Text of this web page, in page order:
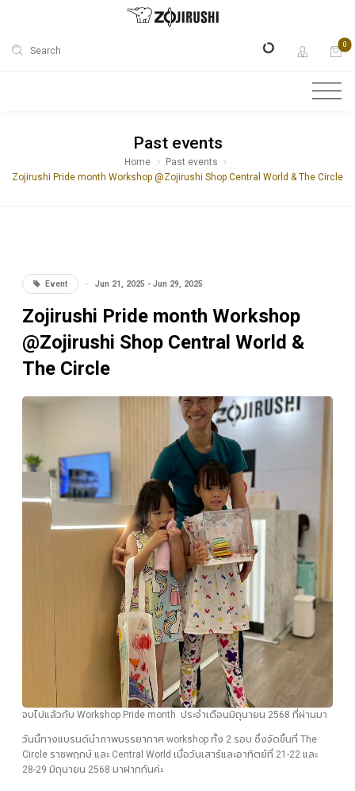
Search
0
Past events
Home
Past events
Zojirushi Pride month Workshop @Zojirushi Shop Central World & The Circle
Event · Jun 21, 2025 - Jun 29, 2025
Zojirushi Pride month Workshop
@Zojirushi Shop Central World &
The Circle
จบไปแล้วกับ Workshop Pride month ประจำเดือนมิถุนายน 2568 ที่ผ่านมา
วันนี้ทางแบรนด์นำภาพบรรยากาศ workshop ทั้ง 2 รอบ ซึ่งจัดขึ้นที่ The
Circle ราชพฤกษ์ และ Central World เมื่อวันเสาร์และอาทิตย์ที่ 21-22 และ
28-29 มิถุนายน 2568 มาฝากกันค่ะ